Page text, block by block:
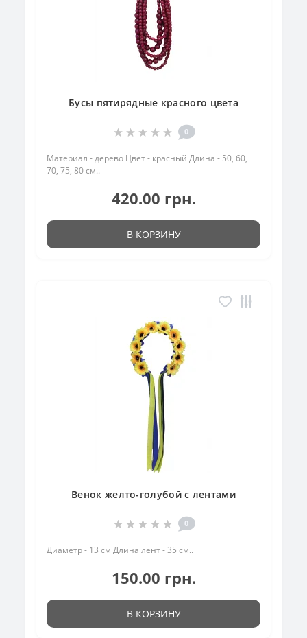
Бусы пятирядные красного цвета
0
Материал - дерево Цвет - красный Длина - 50, 60,
70, 75, 80 см..
420.00 грн.
В КОРЗИНУ
Венок желто-голубой с лентами
0
Диаметр - 13 см Длина лент - 35 см..
150.00 грн.
В КОРЗИНУ